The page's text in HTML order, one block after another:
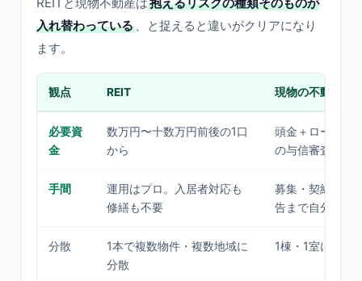
入れ替わっている 、と捉えると違いがクリアになり
ます。
観点 REIT 現物の不動産
必要資
金
数万円〜十数万円前後の1口
から
頭金＋ローンで
の与信審査も要
手間
運用はプロ。入居者対応も
修繕も不要
募集・契約・修
告まで自分で
分散
1本で複数物件・複数地域に
分散
1棟・1室に集中